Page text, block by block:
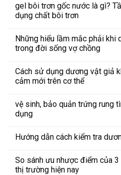
gel bôi trơn gốc nước là gì?
dụng chất bôi trơn
Những hiểu lầm mắc phải khi
trong đời sống vợ chồng
Cách sử dụng dương vật giả
cảm mới trên cơ thể
vệ sinh, bảo quản trứng rung
dụng
Hướng dẫn cách kiểm tra
So sánh ưu nhược điểm của
thị trường hiện nay